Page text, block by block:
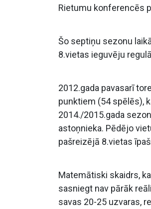
Rietumu konferencēs
Šo septiņu sezonu
8.vietas ieguvēju
2012.gada pavasarī
punktiem (54 spēlēs),
2014./2015.gada
astoņnieka. Pēdējo
pašreizējā 8.vietas
Matemātiski skaidrs,
sasniegt nav pārāk
savas 20-25 uzvaras,